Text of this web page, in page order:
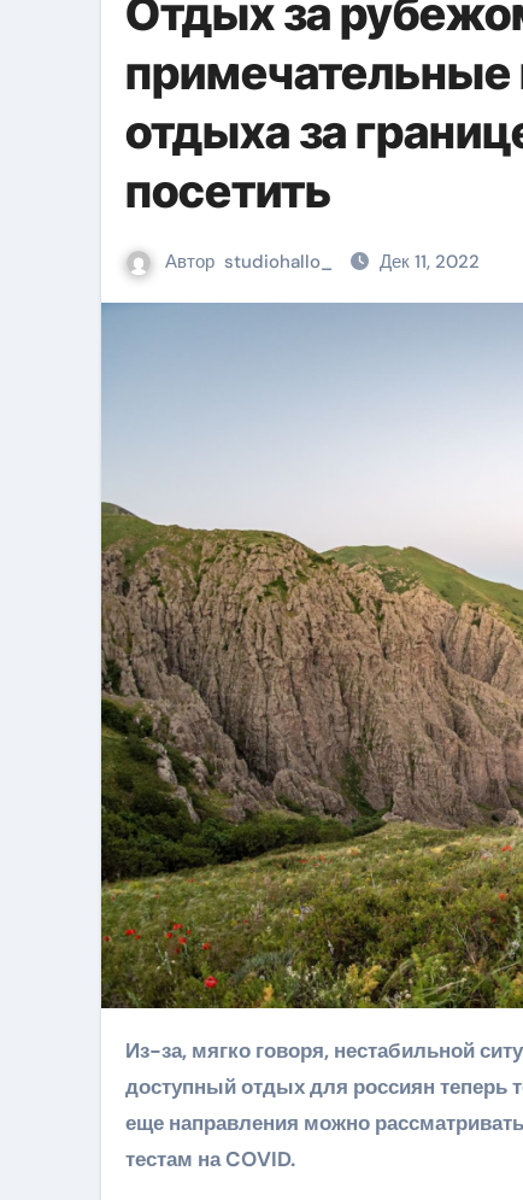
Отдых за
отдыха за
посетить
Автор studiohallo_ Дек 11, 2022
Из-за, мягко говоря, нестабильной ситуации в мире, у многих складывается впечатление, что
доступный отдых для россиян теперь
еще направления можно
тестам на COVID.